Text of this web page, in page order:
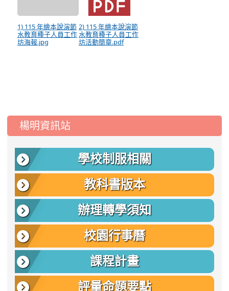
1) 115 年繪本說演節
水教育種子人員工作
坊海報.jpg
2) 115 年繪本說演節
水教育種子人員工作
坊活動簡章.pdf
::: 楊明資訊站
學校制服相關
教科書版本
辦理轉學須知
校園行事曆
課程計畫
評量命題要點